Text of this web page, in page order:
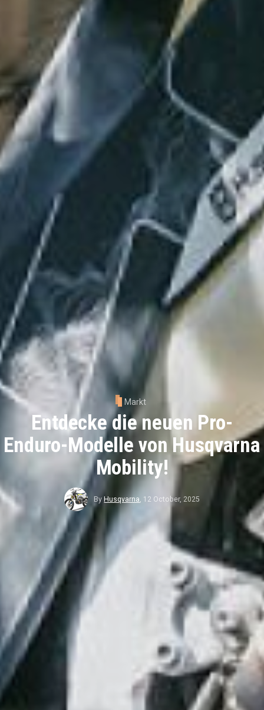
Markt
Entdecke die neuen Pro-
Enduro-Modelle von Husqvarna
Mobility!
By Husqvarna, 12 October, 2025